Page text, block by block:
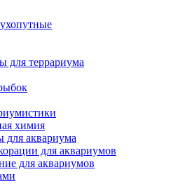
для террариума
химия
для аквариума
для аквариумов
для аквариумов